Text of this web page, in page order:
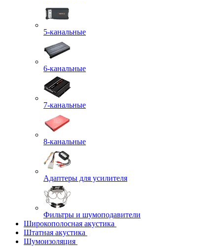
5-канальные
6-канальные
7-канальные
8-канальные
Адаптеры для усилителя
Фильтры и шумоподавители
Широкополосная акустика
Штатная акустика
Шумоизоляция